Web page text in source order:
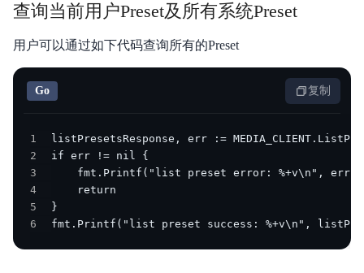
播放器SDK
服务端SDK
典型实践
常见问题
服务等级协议SLA
查询当前用户Preset及所有系统Preset
用户可以通过如下代码查询所有的Preset
Go 复制
1
2
3
4
5
6
fmt.Printf("list preset success: %+v\n",